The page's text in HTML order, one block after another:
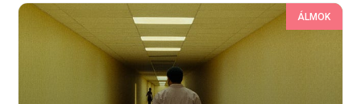
ÁLMOK